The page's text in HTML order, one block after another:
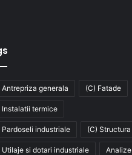
Antrepriza generala (C) Fatade
Instalatii termice
Pardoseli industriale (C) Structura
Utilaje si dotari industriale Analize